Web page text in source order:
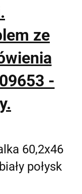
ze
-
60,2x46
połysk